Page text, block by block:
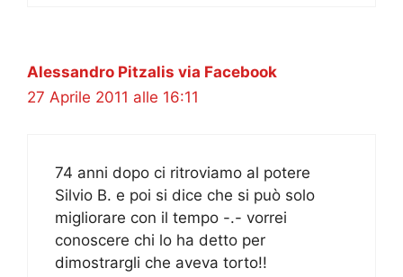
Alessandro Pitzalis via Facebook
27 Aprile 2011 alle 16:11
74 anni dopo ci ritroviamo al potere
Silvio B. e poi si dice che si può solo
migliorare con il tempo -.- vorrei
conoscere chi lo ha detto per
dimostrargli che aveva torto!!